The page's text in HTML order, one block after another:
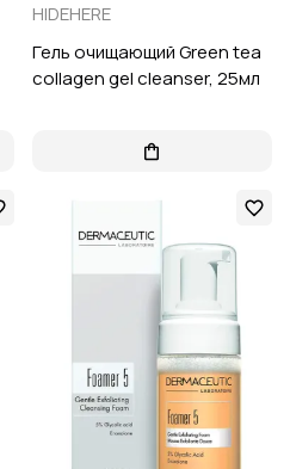
HIDEHERE
Гель очищающий Green tea
collagen gel cleanser, 25мл